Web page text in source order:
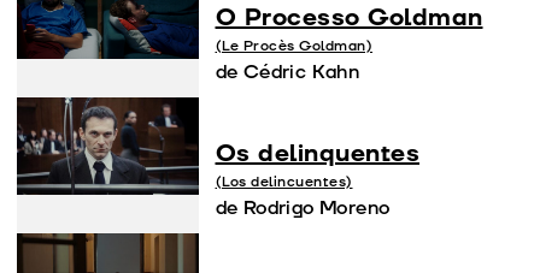
O Processo Goldman
(Le Procès Goldman)
de Cédric Kahn
Os delinquentes
(Los delincuentes)
de Rodrigo Moreno